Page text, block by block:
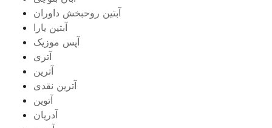
آبتین روحبخش داوران
آبتین یارا
آپس موزیک
آتری
آترین
آترین نقدی
آتوین
آدریان